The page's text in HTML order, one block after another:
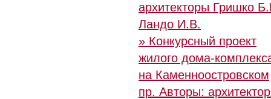
архитекторы Гришко
Ландо И.В.
» Конкурсный проект
жилого дома-
на Каменноостровском
пр. Авторы: